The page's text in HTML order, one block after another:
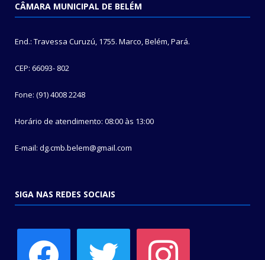
CÂMARA MUNICIPAL DE BELÉM
End.: Travessa Curuzú, 1755. Marco, Belém, Pará.
CEP: 66093- 802
Fone: (91) 4008 2248
Horário de atendimento: 08:00 às 13:00
E-mail: dg.cmb.belem@gmail.com
SIGA NAS REDES SOCIAIS